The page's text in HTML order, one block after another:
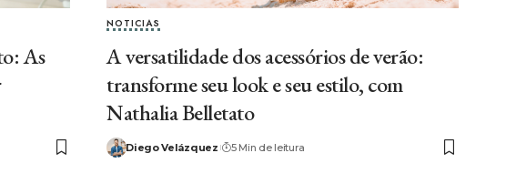
As
NOTICIAS
A versatilidade dos acessórios de verão:
transforme seu look e seu estilo, com
Nathalia Belletato
Diego Velázquez 5 Min de leitura